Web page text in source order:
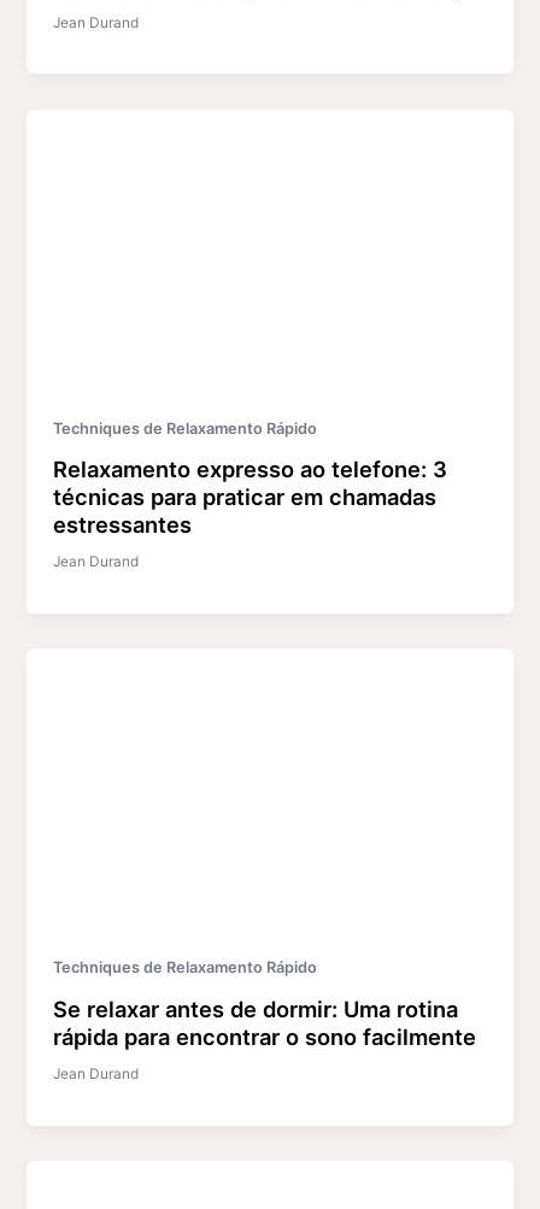
Jean Durand
Techniques de Relaxamento Rápido
Relaxamento expresso ao telefone: 3
técnicas para praticar em chamadas
estressantes
Jean Durand
Techniques de Relaxamento Rápido
Se relaxar antes de dormir: Uma rotina
rápida para encontrar o sono facilmente
Jean Durand